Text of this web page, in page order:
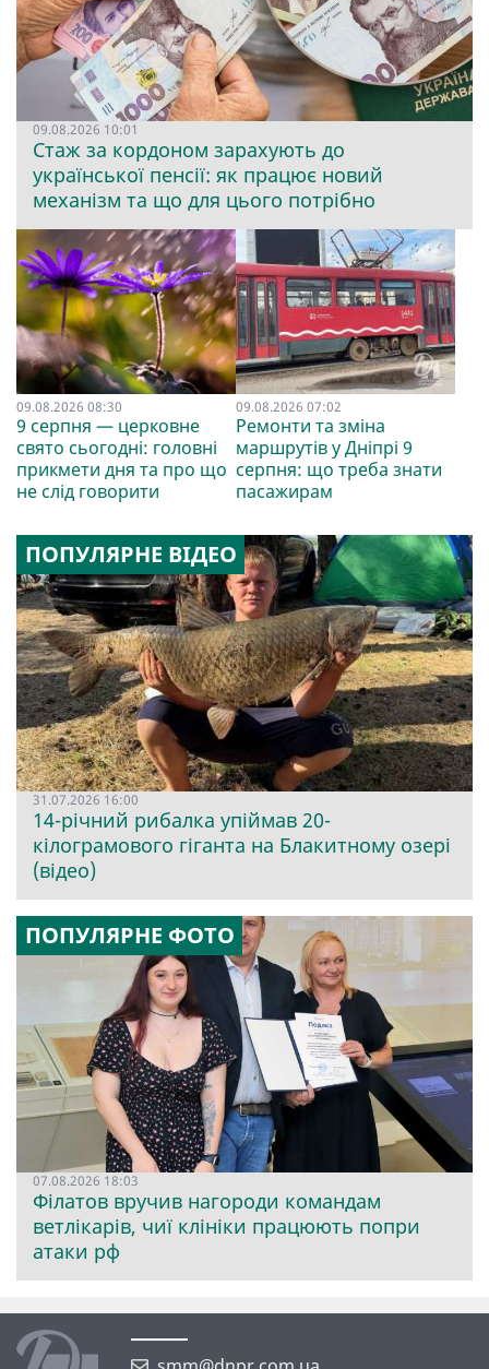
09.08.2026 10:01
Стаж за кордоном зарахують до
української пенсії: як працює новий
механізм та що для цього потрібно
09.08.2026 08:30
9 серпня — церковне
свято сьогодні: головні
прикмети дня та про що
не слід говорити
09.08.2026 07:02
Ремонти та зміна
маршрутів у Дніпрі 9
серпня: що треба знати
пасажирам
ПОПУЛЯРНЕ ВІДЕО
31.07.2026 16:00
14-річний рибалка упіймав 20-
кілограмового гіганта на Блакитному озері
(відео)
ПОПУЛЯРНЕ ФОТО
07.08.2026 18:03
Філатов вручив нагороди командам
ветлікарів, чиї клініки працюють попри
атаки рф